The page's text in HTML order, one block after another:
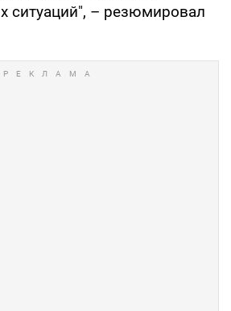
ситуаций", – резюмировал